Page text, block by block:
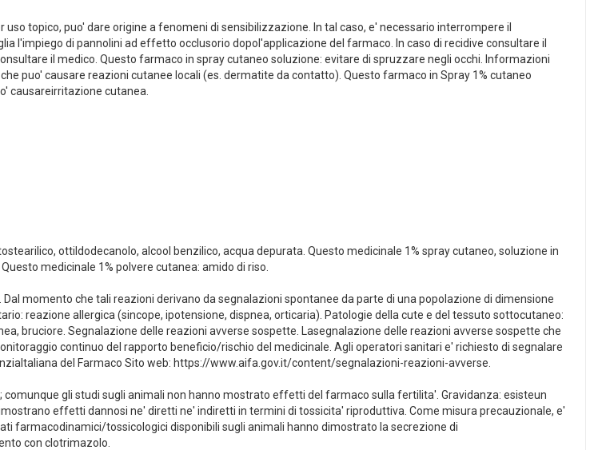
topico, puo' dare origine a fenomeni di sensibilizzazione. In tal caso, e' necessario interrompere il
l'impiego di pannolini ad effetto occlusorio dopol'applicazione del farmaco. In caso di recidive consultare il
il medico. Questo farmaco in spray cutaneo soluzione: evitare di spruzzare negli occhi. Informazioni
puo' causare reazioni cutanee locali (es. dermatite da contatto). Questo farmaco in Spray 1% cutaneo
causareirritazione cutanea.
ottildodecanolo, alcool benzilico, acqua depurata. Questo medicinale 1% spray cutaneo, soluzione in
medicinale 1% polvere cutanea: amido di riso.
momento che tali reazioni derivano da segnalazioni spontanee da parte di una popolazione di dimensione
reazione allergica (sincope, ipotensione, dispnea, orticaria). Patologie della cute e del tessuto sottocutaneo:
bruciore. Segnalazione delle reazioni avverse sospette. Lasegnalazione delle reazioni avverse sospette che
continuo del rapporto beneficio/rischio del medicinale. Agli operatori sanitari e' richiesto di segnalare
del Farmaco Sito web: https://www.aifa.gov.it/content/segnalazioni-reazioni-avverse.
gli studi sugli animali non hanno mostrato effetti del farmaco sulla fertilita'. Gravidanza: esisteun
effetti dannosi ne' diretti ne' indiretti in termini di tossicita' riproduttiva. Come misura precauzionale, e'
farmacodinamici/tossicologici disponibili sugli animali hanno dimostrato la secrezione di
con clotrimazolo.